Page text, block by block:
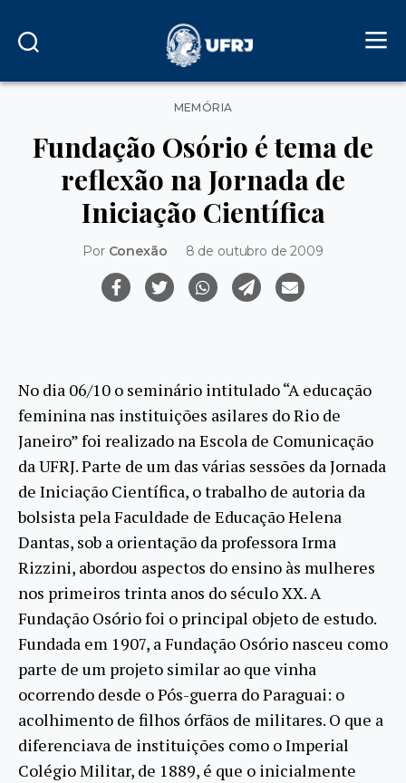
Categorias
MEMÓRIA
Fundação Osório é tema de
reflexão na Jornada de
Iniciação Científica
Por Conexão 8 de outubro de 2009
No dia 06/10 o seminário intitulado “A educação
feminina nas instituições asilares do Rio de
Janeiro” foi realizado na Escola de Comunicação
da UFRJ. Parte de um das várias sessões da Jornada
de Iniciação Científica, o trabalho de autoria da
bolsista pela Faculdade de Educação Helena
Dantas, sob a orientação da professora Irma
Rizzini, abordou aspectos do ensino às mulheres
nos primeiros trinta anos do século XX. A
Fundação Osório foi o principal objeto de estudo.
Fundada em 1907, a Fundação Osório nasceu como
parte de um projeto similar ao que vinha
ocorrendo desde o Pós-guerra do Paraguai: o
acolhimento de filhos órfãos de militares. O que a
diferenciava de instituições como o Imperial
Colégio Militar, de 1889, é que o inicialmente